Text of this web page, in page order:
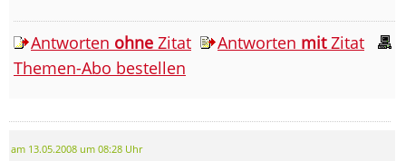
Antworten ohne Zitat Antworten mitZitat
Themen-Abo bestellen
am 13.05.2008 um 08:28 Uhr